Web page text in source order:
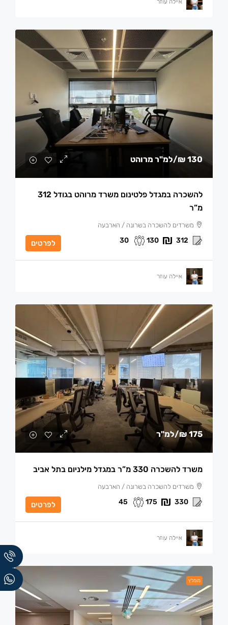
130 ₪ /למ"ר מרוהט
להשכרה במגדל פלטינום משרד מרוהט בגודל 312
מ”ר
משרדים להשכרה בשרונה / הארבעה
312
130
30 לפרטים
איילה עוזר
175 ₪ /למ"ר
משרד להשכרה 330 מ”ר במגדל מילניום בתל אביב
משרדים להשכרה בשרונה / הארבעה
330
175
45 לפרטים
איילה עוזר
מומלץ